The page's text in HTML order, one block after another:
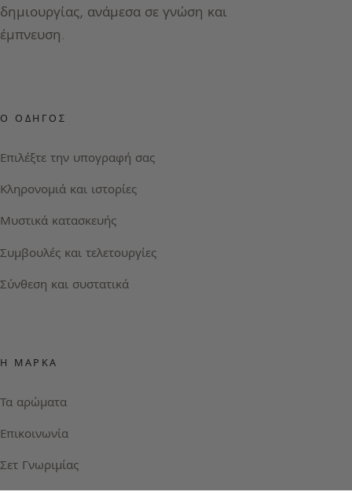
δημιουργίας, ανάμεσα σε γνώση και
έμπνευση.
Ο ΟΔΗΓΌΣ
Επιλέξτε την υπογραφή σας
Κληρονομιά και ιστορίες
Μυστικά κατασκευής
Συμβουλές και τελετουργίες
Σύνθεση και συστατικά
Η ΜΆΡΚΑ
Τα αρώματα
Επικοινωνία
Σετ Γνωριμίας